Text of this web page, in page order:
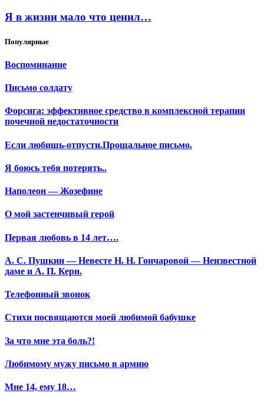
Я в жизни мало что ценил…
Популярные
Воспоминание
Письмо солдату
Форсига: эффективное средство в комплексной терапии
почечной недостаточности
Если любишь-отпусти.Прощальное письмо.
Я боюсь тебя потерять..
Наполеон — Жозефине
О мой застенчивый герой
Первая любовь в 14 лет….
А. С. Пушкин — Невесте Н. Н. Гончаровой — Неизвестной
даме и А. П. Керн.
Телефонный звонок
Стихи посвящаются моей любимой бабушке
За что мне эта боль?!
Любимому мужу письмо в армию
Мне 14, ему 18…